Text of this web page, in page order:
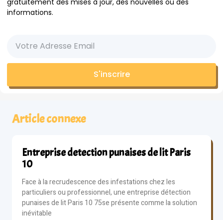
informations.
S'inscrire
Article connexe
Entreprise detection punaises de lit Paris
10
Face à la recrudescence des infestations chez les
particuliers ou professionnel, une entreprise détection
punaises de lit Paris 10 75se présente comme la solution
inévitable